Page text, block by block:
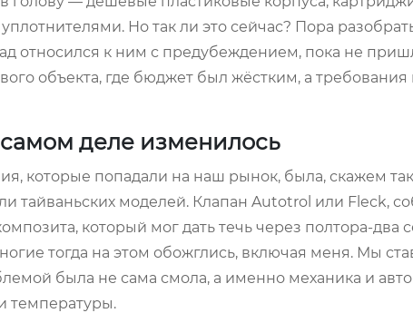
Но так ли это сейчас? Пора
относился к ним с предубеждением, пока не
объекта, где бюджет был жёстким, а
деле изменилось
которые попадали на наш рынок, была, скажем
тайваньских моделей. Клапан Autotrol или Fleck,
который мог дать течь через полтора-два
тогда на этом обожглись, включая меня. Мы
была не сама смола, а именно механика и
температуры.